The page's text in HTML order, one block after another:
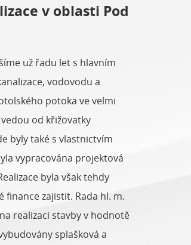
v oblasti Pod
už řadu let s hlavním
vodovodu a
potoka ve velmi
od křižovatky
byly také s vlastnictvím
vypracována projektová
byla však tehdy
zajistit. Rada hl. m.
realizaci stavby v hodnotě
splašková a